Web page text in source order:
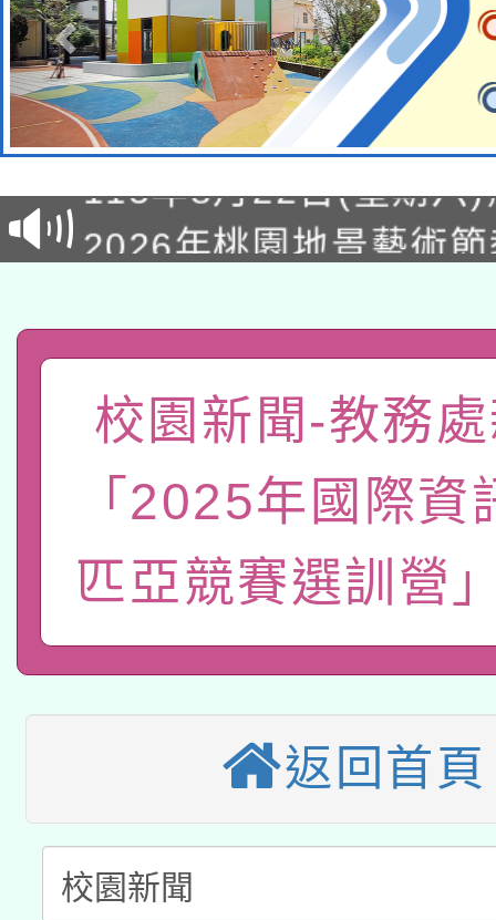
轉知經濟部水利署委託
用水績優單位及節水達
桃園市孔廟祈福系列
2026年桃園地景藝術
轉知教育部國民及學前
國立臺灣師範大學辦
業成長研習」實施計畫
函轉國家教育研究院
原住民族教育政策研討
族教育國際趨勢與發展
轉知教育部國民及學前
新北市政府教育局辦
師專業成長研習實施計
方素養工作坊新北場」
函轉國立臺灣師範大學
族語言臺北學習中心
轉知有關國立成功大學
件」活動簡章
教育部國民及學前教育
年度COVID-19疫苗接
接種對象擴大為「滿6
接種之民眾」措施，
月28日止
轉知經濟部水利署委託
業技術研究院辦理「
用水績優單位及節水達
動」
115年8月22日(星期六
桃園市孔廟祈福系列
開 智慧啟航」
2026年桃園地景藝術
「2026桃園藝術巡演
關事宜
轉知教育部國民及學前
校園新聞-教務
「2025年國際資
匹亞競賽選訓營
返回首頁